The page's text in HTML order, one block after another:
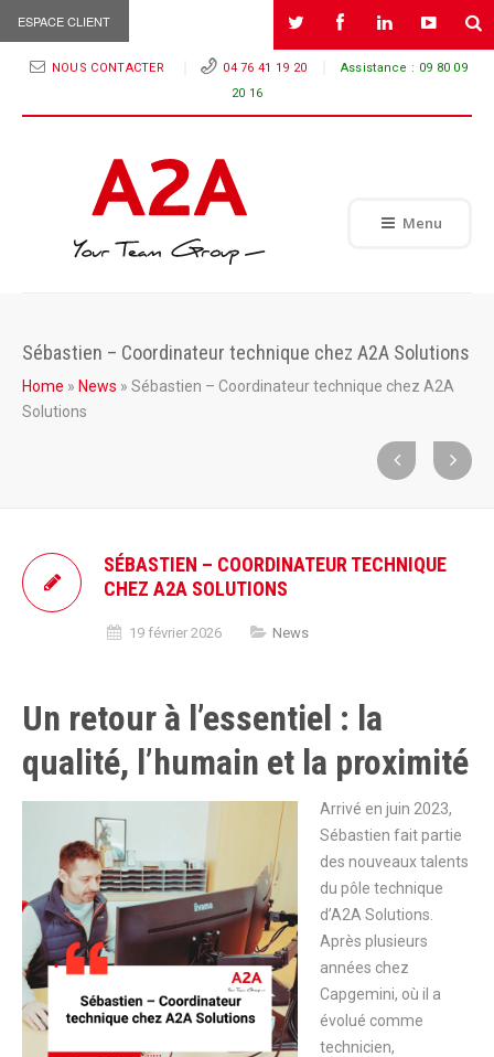
ESPACE CLIENT
NOUS CONTACTER 04 76 41 19 20 Assistance : 09 80 09
20 16
Menu
Sébastien – Coordinateur technique chez A2A Solutions
Home » News » Sébastien – Coordinateur technique chez A2A
Solutions
SÉBASTIEN – COORDINATEUR TECHNIQUE
CHEZ A2A SOLUTIONS
19 février 2026 News
Un retour à l’essentiel : la
qualité, l’humain et la proximité
Arrivé en juin 2023,
Sébastien fait partie
des nouveaux talents
du pôle technique
d’A2A Solutions.
Après plusieurs
années chez
Capgemini, où il a
évolué comme
technicien,